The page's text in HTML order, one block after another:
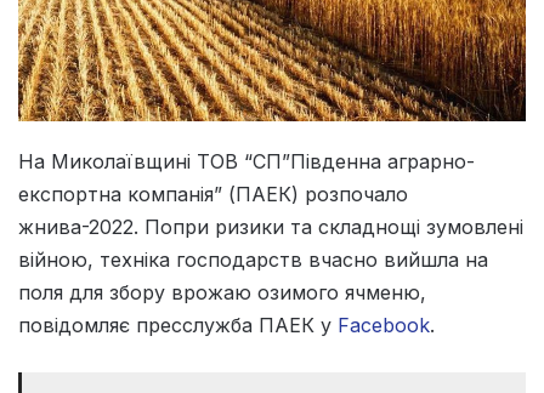
На Миколаївщині ТОВ “СП”Південна аграрно-
експортна компанія” (ПАЕК) розпочало
жнива-2022. Попри ризики та складнощі зумовлені
війною, техніка господарств вчасно вийшла на
поля для збору врожаю озимого ячменю,
повідомляє пресслужба ПАЕК у Facebook.